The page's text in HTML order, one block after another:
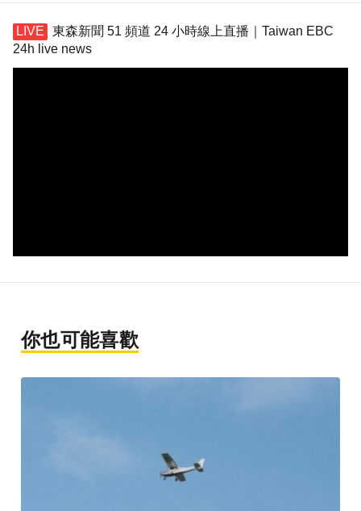
東森新聞 51 頻道 24 小時線上直播｜Taiwan EBC
24h live news
你也可能喜歡